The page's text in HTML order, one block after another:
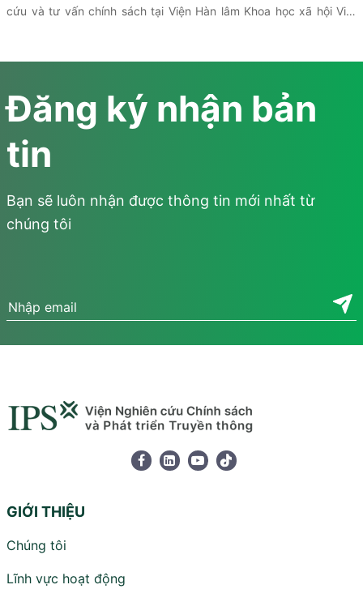
cứu và tư vấn chính sách tại Viện Hàn lâm Khoa học xã hội Việt
chính sách. Kết quả khảo sát là cơ sở để các bên trao đổi và đề
xuất các định hướng thúc đẩy chuyển đổi số trong lĩnh vực khoa
học xã hội.
Đăng ký nhận bản
tin
Bạn sẽ luôn nhận được thông tin mới nhất từ
chúng tôi
GIỚI THIỆU
Chúng tôi
Lĩnh vực hoạt động